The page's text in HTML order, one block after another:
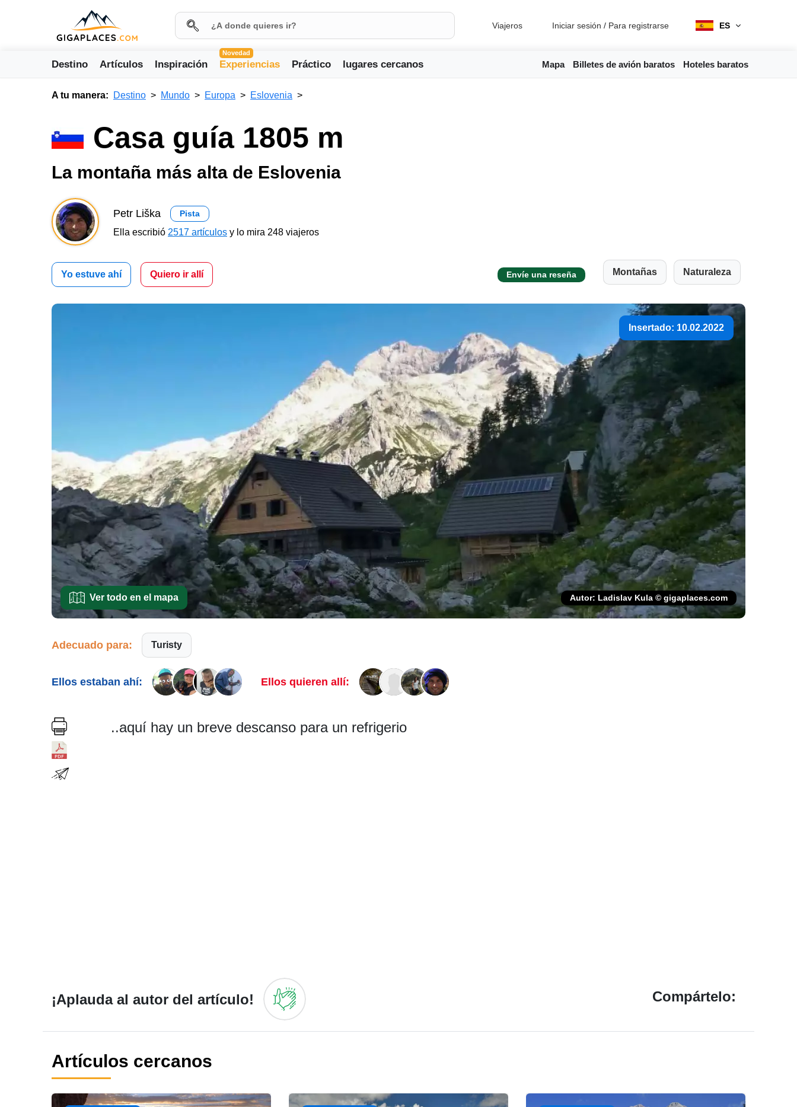
Viajeros Iniciar sesión / Para registrarse ES
Destino Artículos Inspiración
Novedad
Experiencias Práctico lugares cercanos Mapa Billetes de avión baratos Hoteles baratos
A tu manera: Destino Mundo Europa Eslovenia
Casa guía 1805 m
La montaña más alta de Eslovenia
Petr Liška Pista
Ella escribió 2517 artículos y lo mira 248 viajeros
Yo estuve ahí Quiero ir allí Envíe una reseña Montañas Naturaleza
Insertado: 10.02.2022
Ver todo en el mapa Autor: Ladislav Kula © gigaplaces.com
Adecuado para: Turisty
Ellos estaban ahí: Ellos quieren allí:
..aquí hay un breve descanso para un refrigerio
¡Aplauda al autor del artículo! Compártelo:
Artículos cercanos